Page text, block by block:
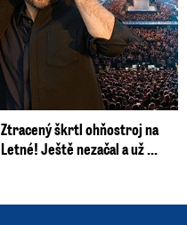
Ztracený škrtl ohňostroj na
Letné! Ještě nezačal a už ...